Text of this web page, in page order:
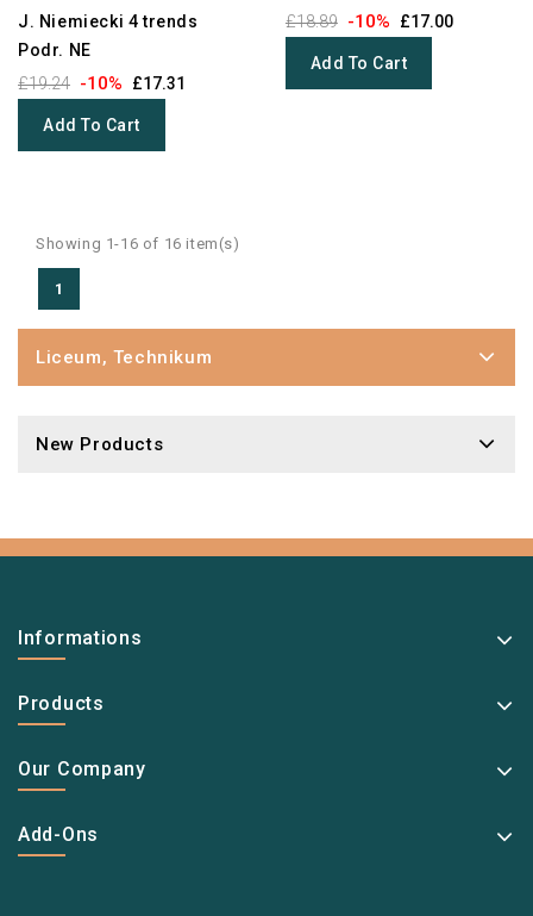
J. Niemiecki 4 trends
Podr. NE
£19.24 -10% £17.31
Add To Cart
£18.89 -10% £17.00
Add To Cart
Showing 1-16 of 16 item(s)
1
Liceum, Technikum
New Products
Informations
Products
Our Company
Add-Ons